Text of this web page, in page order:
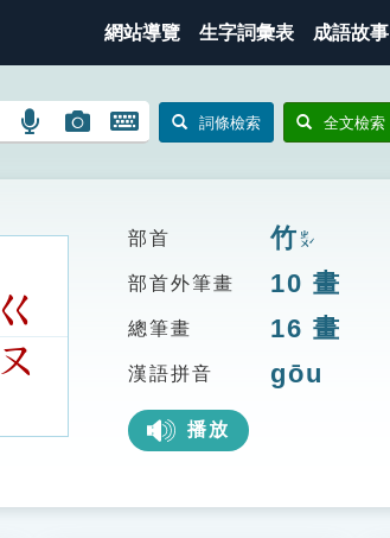
網站導覽 生字詞彙表 成語故事
語
搜
圖
圖
搜
開
鍵
圖
詞條檢索 全文檢索
ㄍ
ㄡ
部首 竹ㄓㄨˊ
部首外筆畫 10 畫
總筆畫 16 畫
漢語拼音 gōu
播放